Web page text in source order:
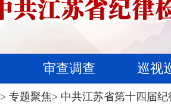
审查调查 巡视
> 专题聚焦> 中共江苏省第十四届